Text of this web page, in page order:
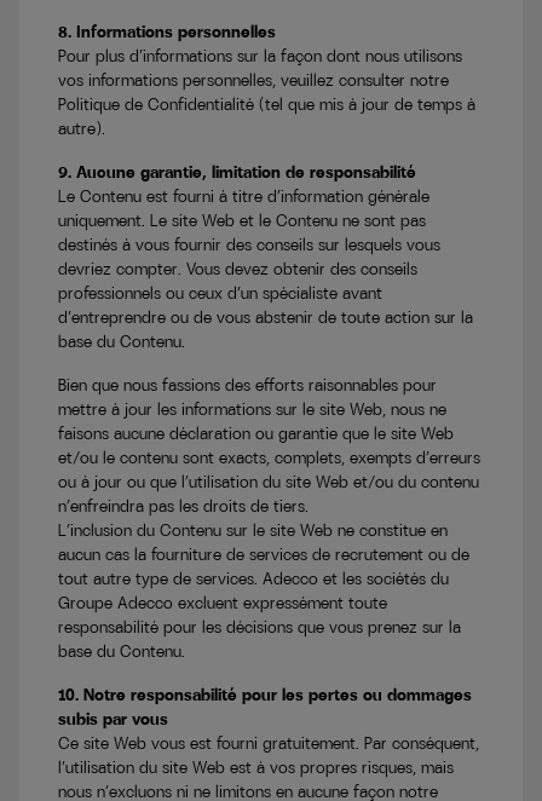
8. Informations personnelles
Pour plus d’informations sur la façon dont nous utilisons
vos informations personnelles, veuillez consulter notre
Politique de Confidentialité (tel que mis à jour de temps à
autre).
9. Aucune garantie, limitation de responsabilité
Le Contenu est fourni à titre d’information générale
uniquement. Le site Web et le Contenu ne sont pas
destinés à vous fournir des conseils sur lesquels vous
devriez compter. Vous devez obtenir des conseils
professionnels ou ceux d’un spécialiste avant
d’entreprendre ou de vous abstenir de toute action sur la
base du Contenu.
Bien que nous fassions des efforts raisonnables pour
mettre à jour les informations sur le site Web, nous ne
faisons aucune déclaration ou garantie que le site Web
et/ou le contenu sont exacts, complets, exempts d’erreurs
ou à jour ou que l’utilisation du site Web et/ou du contenu
n’enfreindra pas les droits de tiers.
L’inclusion du Contenu sur le site Web ne constitue en
aucun cas la fourniture de services de recrutement ou de
tout autre type de services. Adecco et les sociétés du
Groupe Adecco excluent expressément toute
responsabilité pour les décisions que vous prenez sur la
base du Contenu.
10. Notre responsabilité pour les pertes ou dommages
subis par vous
Ce site Web vous est fourni gratuitement. Par conséquent,
l’utilisation du site Web est à vos propres risques, mais
nous n’excluons ni ne limitons en aucune façon notre